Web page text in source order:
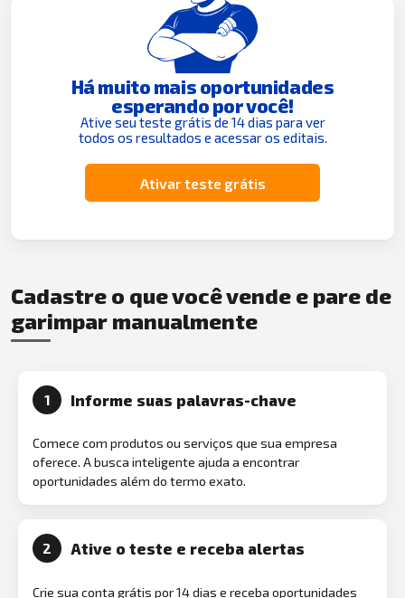
Há muito mais oportunidades
esperando por você!
Ative seu teste grátis de 14 dias para ver
todos os resultados e acessar os editais.
Ativar teste grátis
Cadastre o que você vende e pare de
garimpar manualmente
1 Informe suas palavras-chave
Comece com produtos ou serviços que sua empresa
oferece. A busca inteligente ajuda a encontrar
oportunidades além do termo exato.
2 Ative o teste e receba alertas
Crie sua conta grátis por 14 dias e receba oportunidades